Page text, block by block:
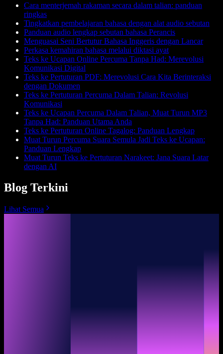
Cara menterjemah rakaman secara dalam talian: panduan
ringkas
Tingkatkan pembelajaran bahasa dengan alat audio sebutan
Panduan audio lengkap sebutan bahasa Perancis
Menguasai Seni Bertutur Bahasa Inggeris dengan Lancar
Perkasa kemahiran bahasa melalui diktasi ayat
Teks ke Ucapan Online Percuma Tanpa Had: Merevolusi
Komunikasi Digital
Teks ke Pertuturan PDF: Merevolusi Cara Kita Berinteraksi
dengan Dokumen
Teks ke Pertuturan Percuma Dalam Talian: Revolusi
Komunikasi
Teks ke Ucapan Percuma Dalam Talian, Muat Turun MP3
Tanpa Had: Panduan Utama Anda
Teks ke Pertuturan Online Tagalog: Panduan Lengkap
Muat Turun Percuma Suara Semula Jadi Teks ke Ucapan:
Panduan Lengkap
Muat Turun Teks ke Pertuturan Narakeet: Jana Suara Latar
dengan AI
Blog Terkini
Lihat Semua